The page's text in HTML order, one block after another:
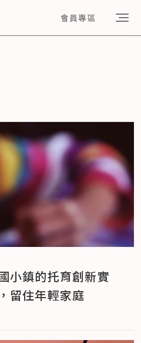
會員專區
小鎮的托育創新實
留住年輕家庭